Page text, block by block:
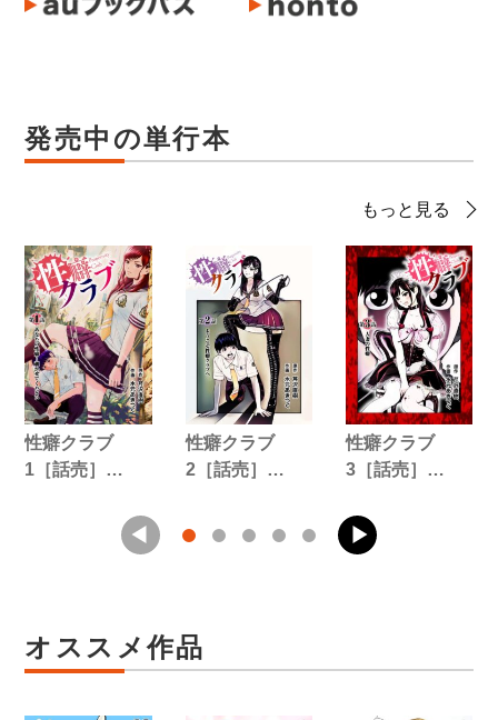
発売中の単行本
もっと見る
性癖クラブ
1［話売］…
性癖クラブ
2［話売］…
性癖クラブ
3［話売］…
オススメ作品